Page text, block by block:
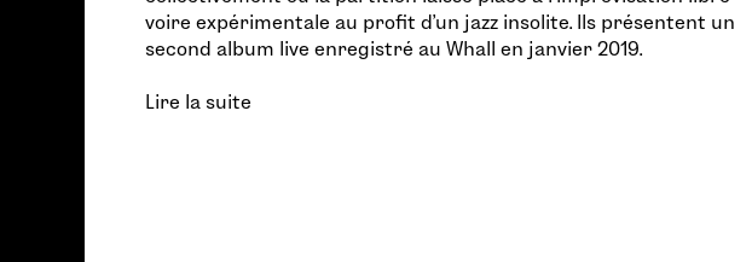
voire expérimentale au profit d’un jazz insolite. Ils présentent un
second album live enregistré au Whall en janvier 2019.
Lire la suite